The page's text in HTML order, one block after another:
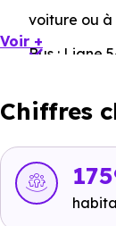
voiture ou à
Bus : Ligne
Tramway :
Métro :non
RER :
non
Voir +
Chiffres